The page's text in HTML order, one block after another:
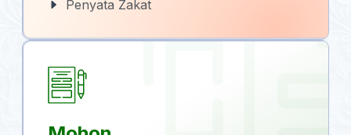
Penyata Zakat